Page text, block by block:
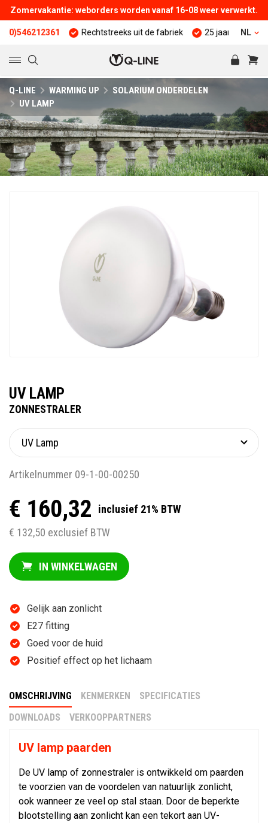
Zomervakantie: weborders worden vanaf 16-08 weer verwerkt.
Rechtstreeks uit de fabriek 25 jaar ervaring NL
Q-LINE WARMING UP
SOLARIUM ONDERDELEN
UV LAMP
UV LAMP
ZONNESTRALER
Artikelnummer 09-1-00-00250
€ 160,32
inclusief 21% BTW
€ 132,50 exclusief BTW
IN WINKELWAGEN
Gelijk aan zonlicht
E27 fitting
Goed voor de huid
Positief effect op het lichaam
OMSCHRIJVING KENMERKEN
SPECIFICATIES
DOWNLOADS
VERKOOPPARTNERS
UV lamp paarden
De UV lamp of zonnestraler is ontwikkeld om paarden
te voorzien van de voordelen van natuurlijk zonlicht,
ook wanneer ze veel op stal staan. Door de beperkte
blootstelling aan zonlicht kan een tekort aan UV-